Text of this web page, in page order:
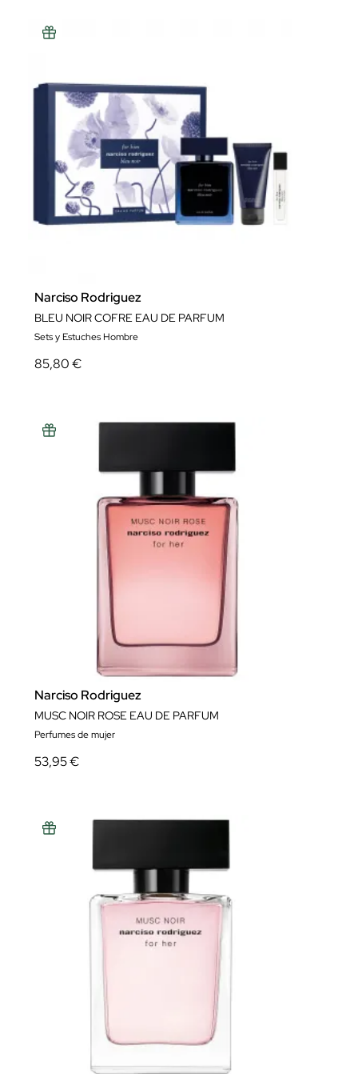
Narciso Rodriguez
BLEU NOIR COFRE EAU DE PARFUM
Sets y Estuches Hombre
85,80 €
Narciso Rodriguez
MUSC NOIR ROSE EAU DE PARFUM
Perfumes de mujer
53,95 €